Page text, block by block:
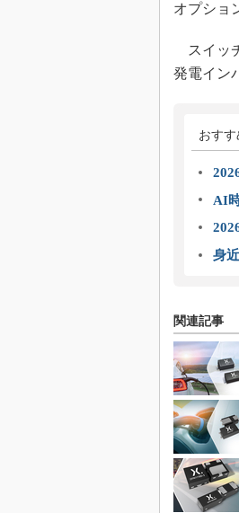
オプショ
スイッ
発電イン
おす
AI
身
関連記事